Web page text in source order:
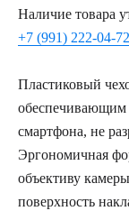
Наличие товара
+7 (991) 222-04-72
Пластиковый
обеспечивающим
смартфона, не
Эргономичная
объективу
поверхность